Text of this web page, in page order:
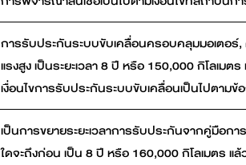
การรับประกันระบบขับเคลื่อนครอบคลุมมอเตอ
แรงสูง เป็นระยะเวลา 8 ปี หรือ 150,000 กิโลเมต
เงื่อนไขการรับประกันระบบขับเคลื่อนเป็นไปตาม
เป็นการขยายระยะเวลาการรับประกันจากคู่มือก
ใดจะถึงก่อน เป็น 8 ปี หรือ 160,000 กิโลเมตร แ